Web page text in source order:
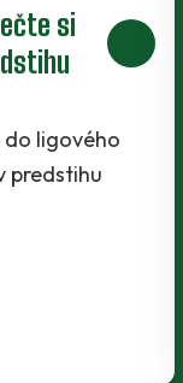
kola pohára.
v
súbojom 1.
do neďalekej